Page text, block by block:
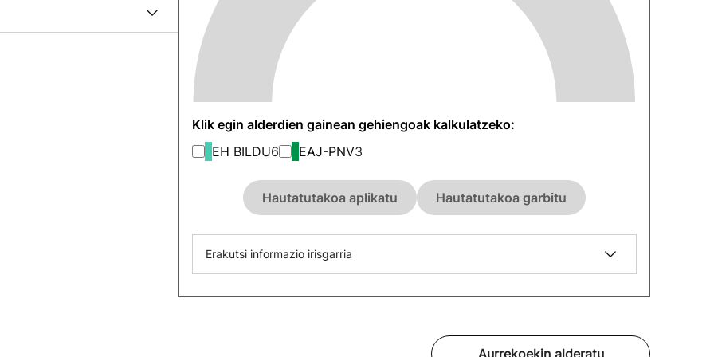
Klik egin alderdien gainean gehiengoak kalkulatzeko:
EH BILDU6 EAJ-PNV3
Hautatutakoa aplikatu Hautatutakoa garbitu
Erakutsi informazio irisgarria
Aurrekoekin alderatu